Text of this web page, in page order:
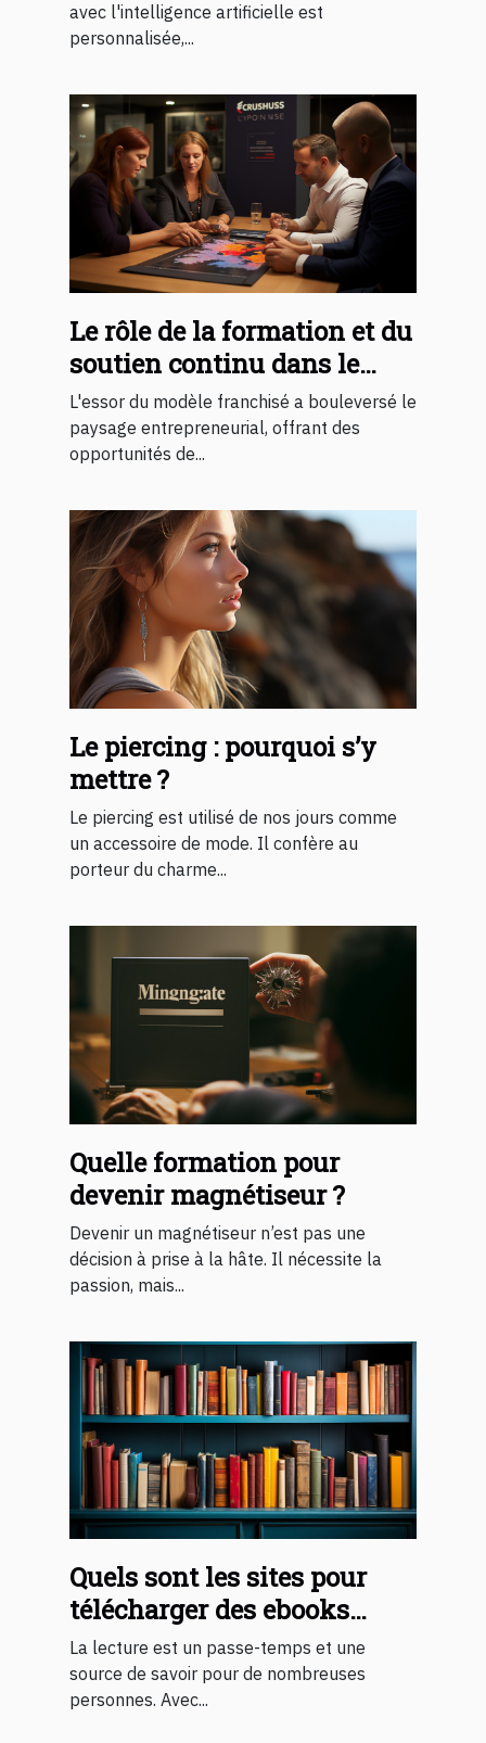
avec l'intelligence artificielle est
personnalisée,...
Le rôle de la formation et du
soutien continu dans le
succès d'une franchise
L'essor du modèle franchisé a bouleversé le
paysage entrepreneurial, offrant des
opportunités de...
Le piercing : pourquoi s’y
mettre ?
Le piercing est utilisé de nos jours comme
un accessoire de mode. Il confère au
porteur du charme...
Quelle formation pour
devenir magnétiseur ?
Devenir un magnétiseur n’est pas une
décision à prise à la hâte. Il nécessite la
passion, mais...
Quels sont les sites pour
télécharger des ebooks
gratuits 2023 ?
La lecture est un passe-temps et une
source de savoir pour de nombreuses
personnes. Avec...